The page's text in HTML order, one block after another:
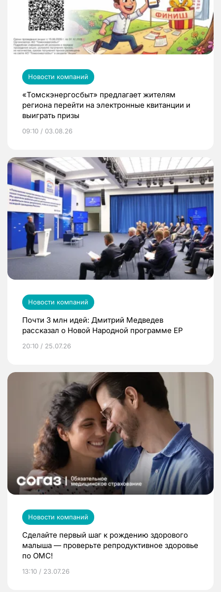
Новости компаний
«Томскэнергосбыт» предлагает жителям
региона перейти на электронные квитанции и
выиграть призы
09:10 / 03.08.26
Новости компаний
Почти 3 млн идей: Дмитрий Медведев
рассказал о Новой Народной программе ЕР
20:10 / 25.07.26
Новости компаний
Сделайте первый шаг к рождению здорового
малыша — проверьте репродуктивное здоровье
по ОМС!
13:10 / 23.07.26